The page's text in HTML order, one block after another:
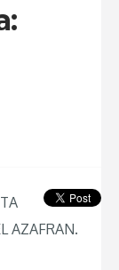
AZAFRAN.